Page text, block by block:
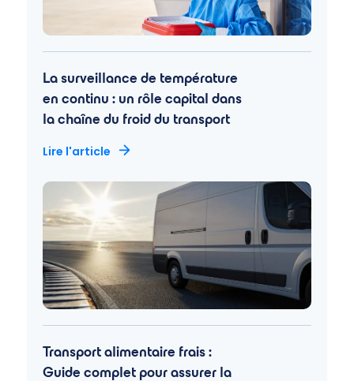
La surveillance de température
en continu : un rôle capital dans
la chaîne du froid du transport
Lire l'article
Transport alimentaire frais :
Guide complet pour assurer la